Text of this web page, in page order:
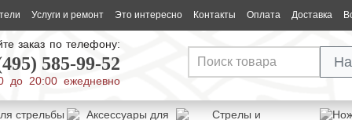
Услуги и ремонт Это интересно Контакты Оплата Доставка
заказ по телефону:
585-99-52
до 20:00 ежедневно